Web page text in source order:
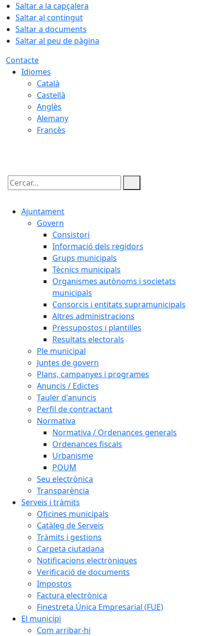
Saltar a la capçalera
Saltar al contingut
Saltar a documents
Saltar al peu de pàgina
Contacte
Idiomes
Català
Castellà
Anglès
Alemany
Francès
Cercar:
Ajuntament
Govern
Consistori
Informació dels regidors
Grups municipals
Tècnics municipals
Organismes autònoms i societats
municipals
Consorcis i entitats supramunicipals
Altres administracions
Pressupostos i plantilles
Resultats electorals
Ple municipal
Juntes de govern
Plans, campanyes i programes
Anuncis / Edictes
Tauler d'anuncis
Perfil de contractant
Normativa
Normativa / Ordenances generals
Ordenances fiscals
Urbanisme
POUM
Seu electrònica
Transparència
Serveis i tràmits
Oficines municipals
Catàleg de Serveis
Tràmits i gestions
Carpeta ciutadana
Notificacions electròniques
Verificació de documents
Impostos
Factura electrònica
Finestreta Única Empresarial (FUE)
El municipi
Com arribar-hi